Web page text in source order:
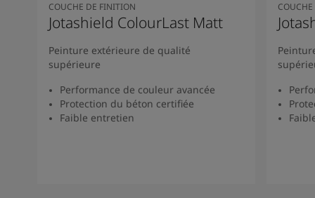
COUCHE DE FINITION
Jotashield ColourLast Matt
Peinture extérieure de qualité
supérieure
Performance de couleur avancée
Protection du béton certifiée
Faible entretien